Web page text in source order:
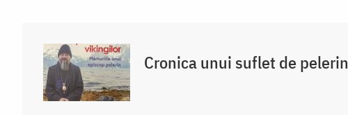
Cronica unui suflet de pelerin